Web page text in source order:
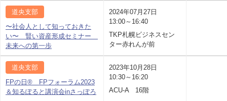
道央支部
〜社会人として知っておきた
い〜 賢い資産形成セミナー
未来への第一歩
2024年07月27日
13:00～16:40
TKP札幌ビジネスセン
ター赤れんが前
道央支部
FPの日® FPフォーラム2023
＆知るぽると講演会inさっぽろ
2023年10月28日
10:30～16:20
ACU-A 16階